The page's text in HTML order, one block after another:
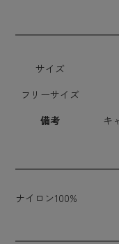
サイズ
フリーサイズ
備考
キ
ナイロン100%